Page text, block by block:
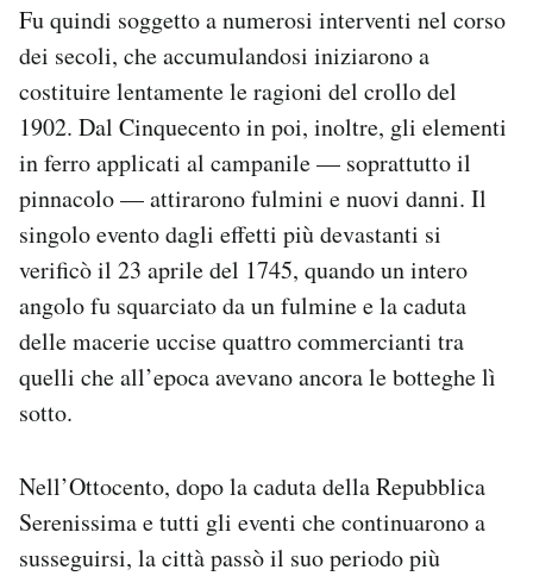
Fu quindi soggetto a numerosi interventi nel corso
dei secoli, che accumulandosi iniziarono a
costituire lentamente le ragioni del crollo del
1902. Dal Cinquecento in poi, inoltre, gli elementi
in ferro applicati al campanile — soprattutto il
pinnacolo — attirarono fulmini e nuovi danni. Il
singolo evento dagli effetti più devastanti si
verificò il 23 aprile del 1745, quando un intero
angolo fu squarciato da un fulmine e la caduta
delle macerie uccise quattro commercianti tra
quelli che all’epoca avevano ancora le botteghe lì
sotto.
Nell’Ottocento, dopo la caduta della Repubblica
Serenissima e tutti gli eventi che continuarono a
susseguirsi, la città passò il suo periodo più